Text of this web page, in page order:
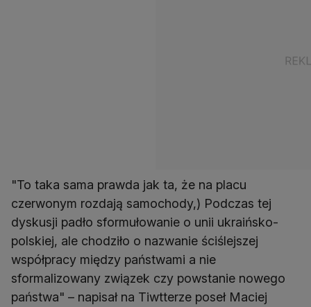
"To taka sama prawda jak ta, że na placu
czerwonym rozdają samochody,) Podczas tej
dyskusji padło sformułowanie o unii ukraińsko-
polskiej, ale chodziło o nazwanie ściślejszej
współpracy między państwami a nie
sformalizowany związek czy powstanie nowego
państwa" – napisał na Tiwtterze poseł Maciej